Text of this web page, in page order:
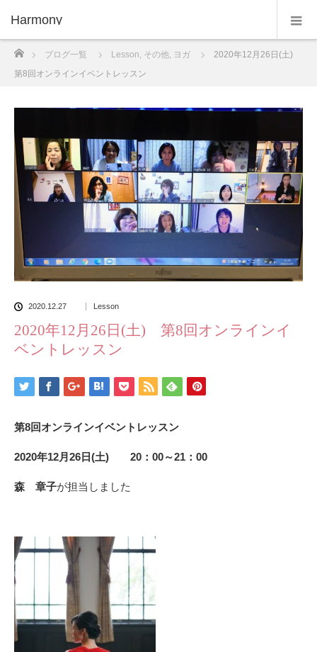
Harmony
ブログ一覧 Lesson, その他, ヨガ
2020年12月26日(土)
第8回オンラインイベントレッスン
2020.12.27 Lesson
2020年12月26日(土) 第8回オンラインイ
ベントレッスン
第8回オンラインイベントレッスン
2020年12月26日(土) 20：00～21：00
森 章子が担当しました